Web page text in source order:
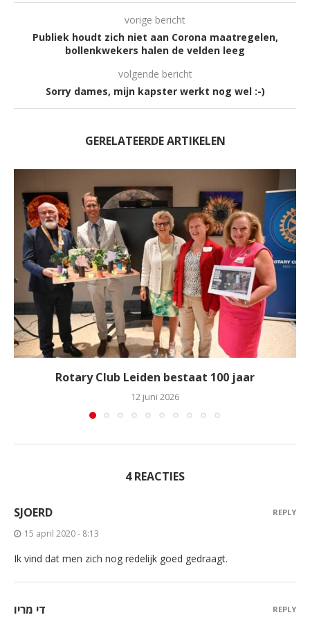
vorige bericht
Publiek houdt zich niet aan Corona maatregelen,
bollenkwekers halen de velden leeg
volgende bericht
Sorry dames, mijn kapster werkt nog wel :-)
GERELATEERDE ARTIKELEN
Rotary Club Leiden bestaat 100 jaar
12 juni 2026
4 REACTIES
SJOERD
15 april 2020 - 8:13
Ik vind dat men zich nog redelijk goed gedraagt.
REPLY
די מריו REPLY